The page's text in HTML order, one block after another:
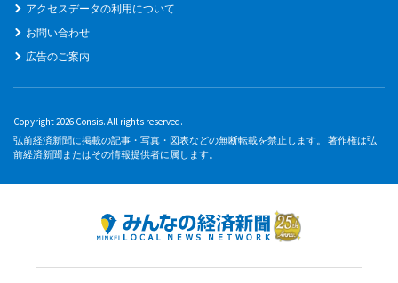
アクセスデータの利用について
お問い合わせ
広告のご案内
Copyright 2026 Consis. All rights reserved.
弘前経済新聞に掲載の記事・写真・図表などの無断転載を禁止します。 著作権は弘
前経済新聞またはその情報提供者に属します。